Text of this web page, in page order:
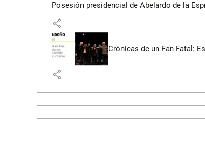
Posesión presidencial de Abelardo de la
share
Crónicas de un Fan Fatal:
share